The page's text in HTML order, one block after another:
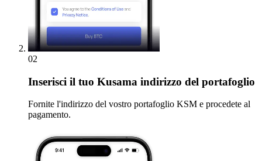
02
Inserisci il tuo Kusama indirizzo del portafoglio
Fornite l'indirizzo del vostro portafoglio KSM e procedete al
pagamento.